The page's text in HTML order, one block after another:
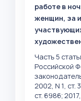
работе в
женщин, за
Часть 5
Российской
2002, N 1, ст.
ст. 6986;